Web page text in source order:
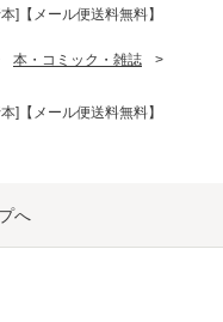
]【メール便送料無料】
本・コミック・雑誌
>
]【メール便送料無料】
へ